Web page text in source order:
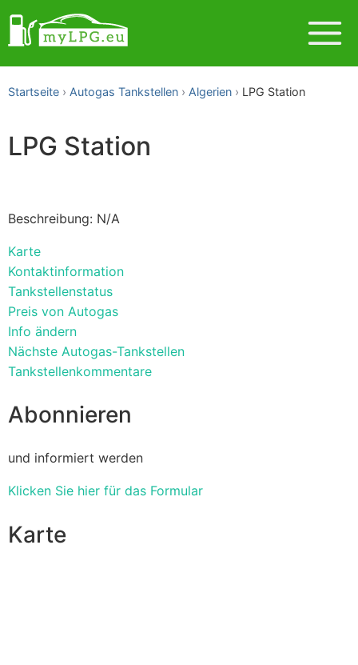
Startseite Autogas Tankstellen Algerien LPG Station
LPG Station
Beschreibung: N/A
Karte
Kontaktinformation
Tankstellenstatus
Preis von Autogas
Info ändern
Nächste Autogas-Tankstellen
Tankstellenkommentare
Abonnieren
und informiert werden
Klicken Sie hier für das Formular
Karte